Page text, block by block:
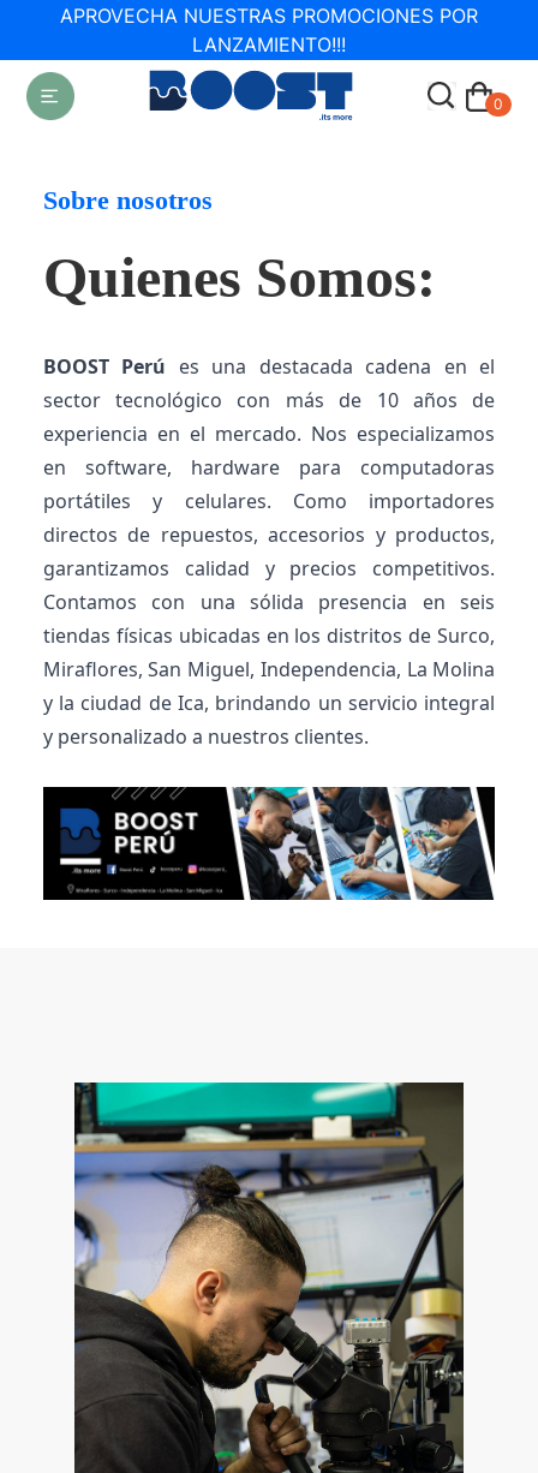
APROVECHA NUESTRAS PROMOCIONES POR
LANZAMIENTO!!!
0
Sobre nosotros
Quienes Somos:
BOOST Perú es una destacada cadena en el
sector tecnológico con más de 10 años de
experiencia en el mercado. Nos especializamos
en software, hardware para computadoras
portátiles y celulares. Como importadores
directos de repuestos, accesorios y productos,
garantizamos calidad y precios competitivos.
Contamos con una sólida presencia en seis
tiendas físicas ubicadas en los distritos de Surco,
Miraflores, San Miguel, Independencia, La Molina
y la ciudad de Ica, brindando un servicio integral
y personalizado a nuestros clientes.